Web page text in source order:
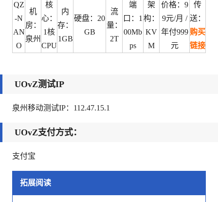
QZ
-N
AN
O
机
房：
泉州
核
心：
1核
CPU
内
存：
1GB
硬盘：20
GB
流
量：
2T
端
口：1
00Mb
ps
架
构：
KV
M
价格：9
9元/月 /
年付999
元
传
送：
购买
链接
UOvZ测试IP
泉州移动测试IP：112.47.15.1
UOvZ支付方式：
支付宝
拓展阅读